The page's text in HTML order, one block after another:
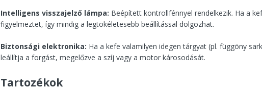
Intelligens visszajelző lámpa: Beépített kontrollfénnyel rendelkezik. Ha a
figyelmeztet, így mindig a legtökéletesebb beállítással dolgozhat.
Biztonsági elektronika: Ha a kefe valamilyen idegen tárgyat (pl. függöny
leállítja a forgást, megelőzve a szíj vagy a motor károsodását.
Tartozékok